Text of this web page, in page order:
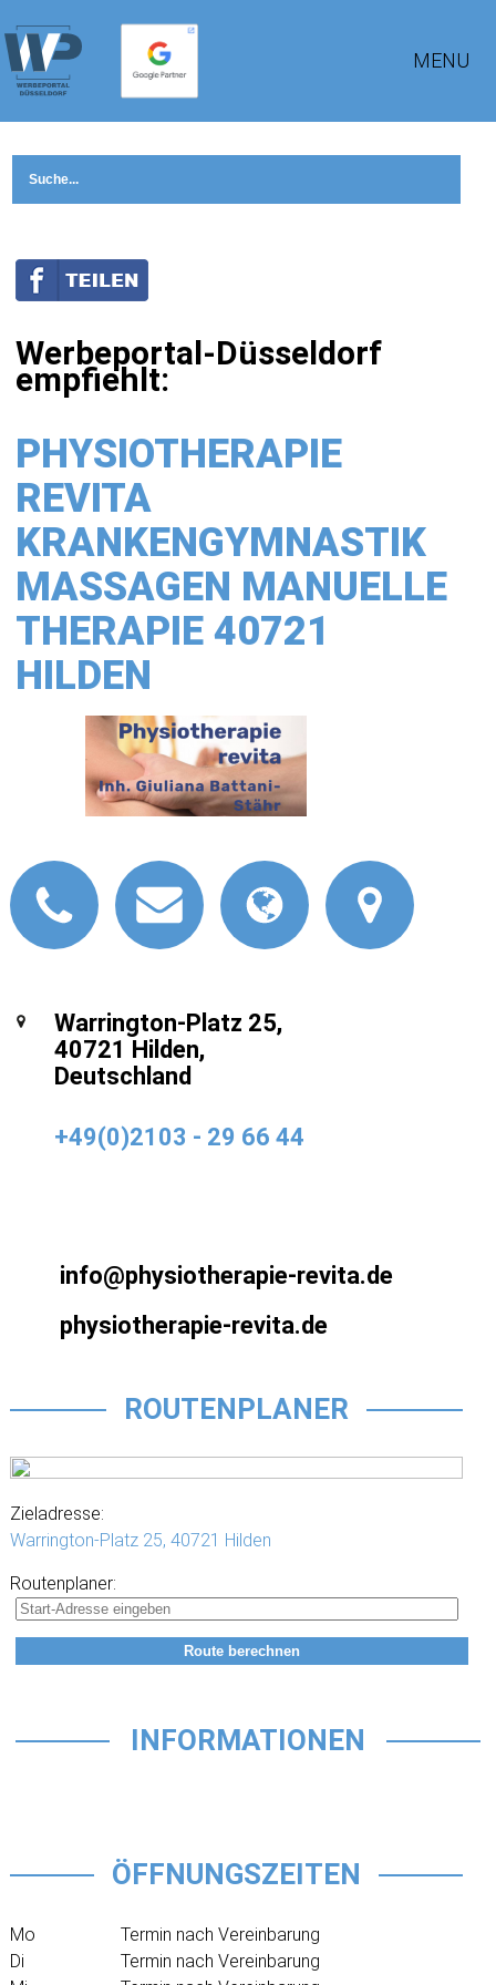
MENU
Werbeportal-Düsseldorf
empfiehlt:
PHYSIOTHERAPIE
REVITA
KRANKENGYMNASTIK
MASSAGEN MANUELLE
THERAPIE 40721
HILDEN
Warrington-Platz 25,
40721 Hilden,
Deutschland
+49(0)2103 - 29 66 44
info@physiotherapie-revita.de
physiotherapie-revita.de
ROUTENPLANER
Zieladresse:
Warrington-Platz 25, 40721 Hilden
Routenplaner:
INFORMATIONEN
ÖFFNUNGSZEITEN
Mo
Termin nach Vereinbarung
Di
Termin nach Vereinbarung